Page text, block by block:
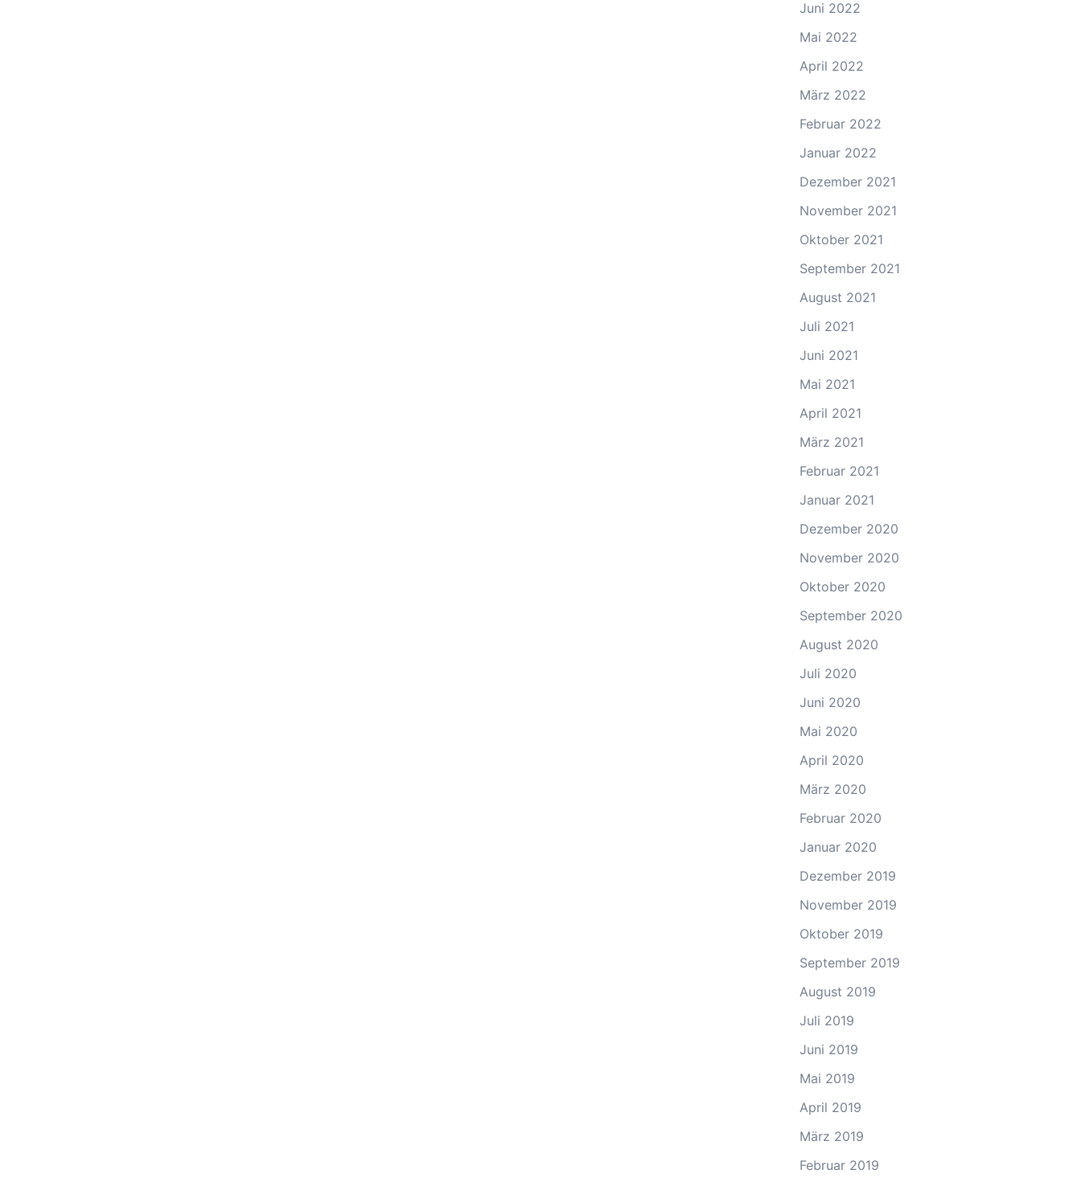
Juni 2022
Mai 2022
April 2022
März 2022
Februar 2022
Januar 2022
Dezember 2021
November 2021
Oktober 2021
September 2021
August 2021
Juli 2021
Juni 2021
Mai 2021
April 2021
März 2021
Februar 2021
Januar 2021
Dezember 2020
November 2020
Oktober 2020
September 2020
August 2020
Juli 2020
Juni 2020
Mai 2020
April 2020
März 2020
Februar 2020
Januar 2020
Dezember 2019
November 2019
Oktober 2019
September 2019
August 2019
Juli 2019
Juni 2019
Mai 2019
April 2019
März 2019
Februar 2019